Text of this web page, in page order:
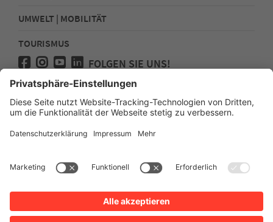
UMWELT | MOBILITÄT
TOURISMUS
FOLGEN SIE UNS!
Presse
Kontakt
Impressum
Sitemap